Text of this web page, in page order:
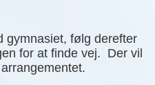
gymnasiet, følg derefter
for at finde vej. Der vil